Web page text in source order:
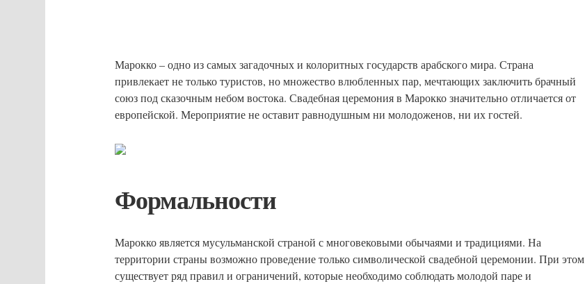
Марокко – одно из самых загадочных и колоритных государств арабского мира. Страна
привлекает не только туристов, но множество влюбленных пар, мечтающих заключить брачный
союз под сказочным небом востока. Свадебная церемония в Марокко значительно отличается от
европейской. Мероприятие не оставит равнодушным ни молодоженов, ни их гостей.
Формальности
Марокко является мусульманской страной с многовековыми обычаями и традициями. На
территории страны возможно проведение только символической свадебной церемонии. При этом
существует ряд правил и ограничений, которые необходимо соблюдать молодой паре и